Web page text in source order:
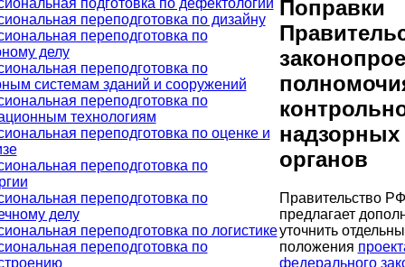
переподготовка по дизайну
переподготовка по
делу
переподготовка по
системам зданий и сооружений
переподготовка по
технологиям
переподготовка по оценке и
переподготовка по
переподготовка по
делу
переподготовка по логистике
переподготовка по
Поправки
надзорных
органов
Правительство РФ
предлагает
уточнить
положения
федерального